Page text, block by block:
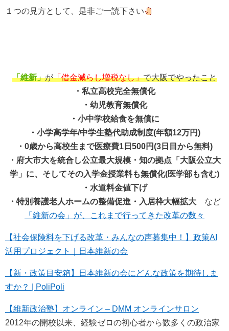
１つの見方として、是非ご一読下さい
「維新」が「借金減らし増税なし」で大阪でやったこと
・私立高校完全無償化
・幼児教育無償化
・小中学校給食を無償に
・小学高学年/中学生塾代助成制度(年額12万円)
・0歳から高校生まで医療費1日500円(3日目から無料)
・府大市大を統合し公立最大規模・知の拠点「大阪公立大
学」に、そしてその入学金授業料も無償化(医学部も含む)
・水道料金値下げ
・特別養護老人ホームの整備促進・入居枠大幅拡大 など
「維新の会」が、これまで行ってきた改革の数々
【社会保険料を下げる改革・みんなの声募集中！】政策AI
活用プロジェクト｜日本維新の会
【新・政策目安箱】日本維新の会にどんな政策を期待しま
すか？ | PoliPoli
【維新政治塾】オンライン – DMM オンラインサロン
2012年の開校以来、経験ゼロの初心者から数多くの政治家